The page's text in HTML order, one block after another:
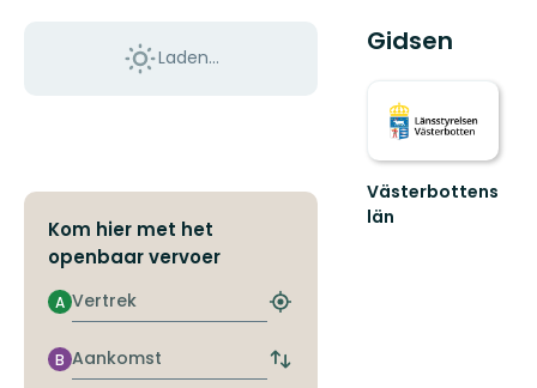
Laden…
Kom hier met het
openbaar vervoer
Vertrek
A
Zoek
dichtstbijzijnde
halte
Aankomst
B
Wissel
Gidsen
Västerbottens
län